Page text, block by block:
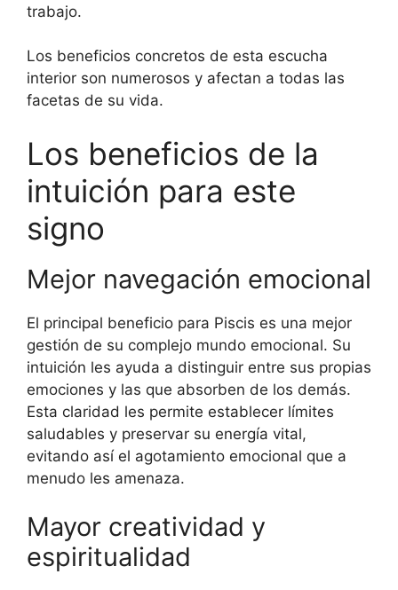
trabajo.
Los beneficios concretos de esta escucha
interior son numerosos y afectan a todas las
facetas de su vida.
Los beneficios de la
intuición para este
signo
Mejor navegación emocional
El principal beneficio para Piscis es una mejor
gestión de su complejo mundo emocional. Su
intuición les ayuda a distinguir entre sus propias
emociones y las que absorben de los demás.
Esta claridad les permite establecer límites
saludables y preservar su energía vital,
evitando así el agotamiento emocional que a
menudo les amenaza.
Mayor creatividad y
espiritualidad